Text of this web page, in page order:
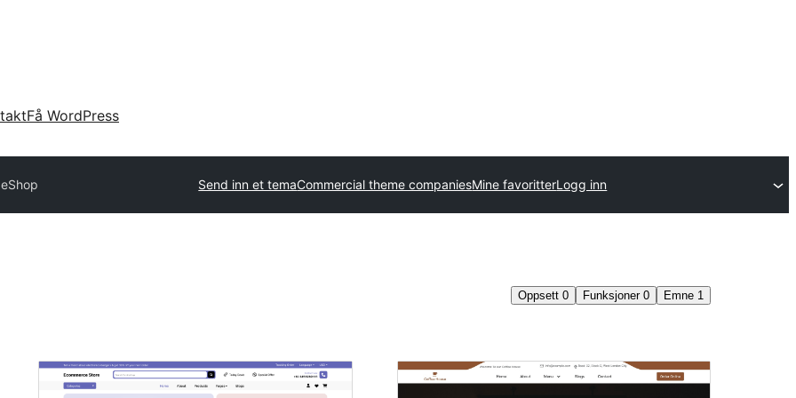
Få WordPress
Send inn et temaCommercial theme companiesMine favoritterLogg inn
Oppsett 0 Funksjoner 0 Emne 1